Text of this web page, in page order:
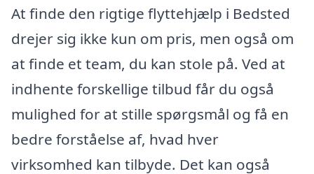
At finde den rigtige flyttehjælp i Bedsted
drejer sig ikke kun om pris, men også om
at finde et team, du kan stole på. Ved at
indhente forskellige tilbud får du også
mulighed for at stille spørgsmål og få en
bedre forståelse af, hvad hver
virksomhed kan tilbyde. Det kan også